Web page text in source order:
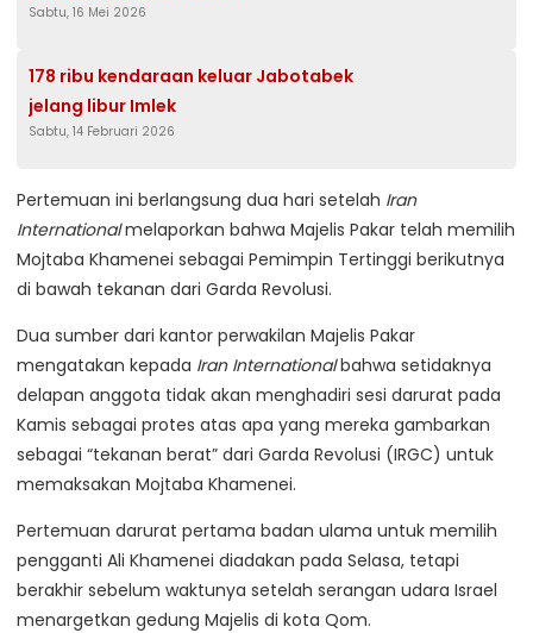
Sabtu, 16 Mei 2026
178 ribu kendaraan keluar Jabotabek
jelang libur Imlek
Sabtu, 14 Februari 2026
Pertemuan ini berlangsung dua hari setelah Iran
Internationalmelaporkan bahwa Majelis Pakar telah memilih
Mojtaba Khamenei sebagai Pemimpin Tertinggi berikutnya
di bawah tekanan dari Garda Revolusi.
Dua sumber dari kantor perwakilan Majelis Pakar
mengatakan kepada Iran Internationalbahwa setidaknya
delapan anggota tidak akan menghadiri sesi darurat pada
Kamis sebagai protes atas apa yang mereka gambarkan
sebagai “tekanan berat” dari Garda Revolusi (IRGC) untuk
memaksakan Mojtaba Khamenei.
Pertemuan darurat pertama badan ulama untuk memilih
pengganti Ali Khamenei diadakan pada Selasa, tetapi
berakhir sebelum waktunya setelah serangan udara Israel
menargetkan gedung Majelis di kota Qom.